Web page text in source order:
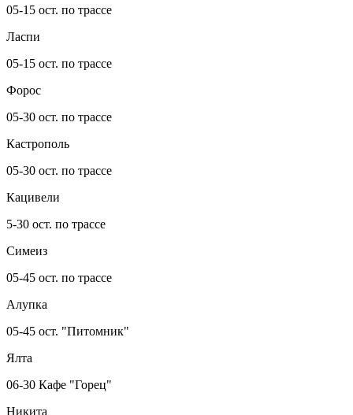
05-15 ост. по трассе
Ласпи
05-15 ост. по трассе
Форос
05-30 ост. по трассе
Кастрополь
05-30 ост. по трассе
Кацивели
5-30 ост. по трассе
Симеиз
05-45 ост. по трассе
Алупка
05-45 ост. "Питомник"
Ялта
06-30 Кафе "Горец"
Никита